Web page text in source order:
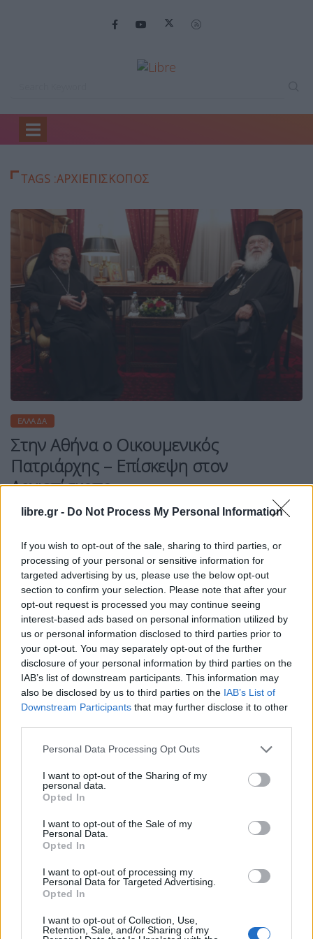
libre.gr - Do Not Process My Personal Information
If you wish to opt-out of the sale, sharing to third parties, or
processing of your personal or sensitive information for
targeted advertising by us, please use the below opt-out
section to confirm your selection. Please note that after your
opt-out request is processed you may continue seeing
interest-based ads based on personal information utilized by
us or personal information disclosed to third parties prior to
your opt-out. You may separately opt-out of the further
disclosure of your personal information by third parties on the
IAB’s list of downstream participants. This information may
also be disclosed by us to third parties on the IAB’s List of
Downstream Participants that may further disclose it to other
Personal Data Processing Opt Outs
I want to opt-out of the Sharing of my
personal data.
Opted In
I want to opt-out of the Sale of my
Personal Data.
Opted In
I want to opt-out of processing my
Personal Data for Targeted Advertising.
Opted In
I want to opt-out of Collection, Use,
Retention, Sale, and/or Sharing of my
Home
TAGS :ΑΡΧΙΕΠΙΣΚΟΠΟΣ
ΕΛΛΆΔΑ
Στην Αθήνα ο Οικουμενικός
Πατριάρχης – Επίσκεψη στον
Αρχιεπίσκοπο
Η Συντακτική ομάδα του Libre
5 Μαΐου, 2026
Τον Αρχιεπίσκοπο Αθηνών και πάσης Ελλάδος
Ιερώνυμο επισκέφθηκε σήμερα το απόγευμα στις
18.00 ο Οικουμενικός Πατριάρχης Βαρθολομαίος,
στην έδρα της Ιεράς Αρχιεπισκοπής Αθηνών.
ΠΕΡΙΣΣΌΤΕΡΑ ...
Ποιοι είμαστε
Το Libre είναι ένας ιστότοπος ενημέρωσης και άποψης